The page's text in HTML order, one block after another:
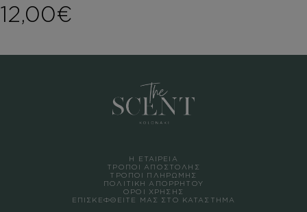
12,00€
Η ΕΤΑΙΡΕΙΑ
ΤΡΟΠΟΙ ΑΠΟΣΤΟΛΗΣ
ΤΡΟΠΟΙ ΠΛΗΡΩΜΗΣ
ΠΟΛΙΤΙΚΗ ΑΠΟΡΡΗΤΟΥ
ΟΡΟΙ ΧΡΗΣΗΣ
ΕΠΙΣΚΕΦΘΕΙΤΕ ΜΑΣ ΣΤΟ ΚΑΤΑΣΤΗΜΑ